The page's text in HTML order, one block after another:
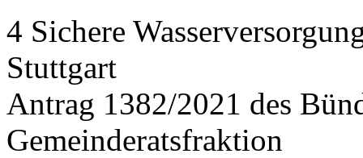
4 Sichere
Stuttgart
Antrag 1382/2021 des
Gemeinderatsfraktion